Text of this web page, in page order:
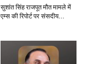
सुशांत सिंह राजपूत मौत मामले में
एम्स की रिपोर्ट पर संसदीय...